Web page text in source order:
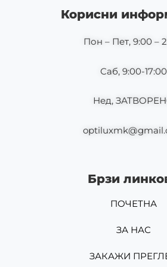
o
o
g
r
m
Корисни
Пон – Пет, 9:00 –
Саб, 9:00-17:00
Нед,
Брзи
ПОЧЕТНА
ЗА НАС
ЗАКАЖИ